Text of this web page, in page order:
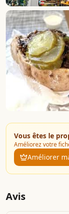
Vous êtes le
Améliorez votre
Améliorer
Avis